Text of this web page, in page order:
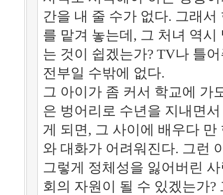
간을 내 줄 수가 없다. 그래
를 맡겨 놓는데, 그 처녀 역
는 것이 쉽겠는가? TV나 틀
전부일 수밖에 없다.
그 아이가 좀 커서 학교에 가
은 벙어리로 수년을 지내면
게 되면, 그 사이에 배우다
와 대화가 어려워진다. 그런
그렇게 정체성을 잃어버린
회의 자원이 될 수 있겠는가